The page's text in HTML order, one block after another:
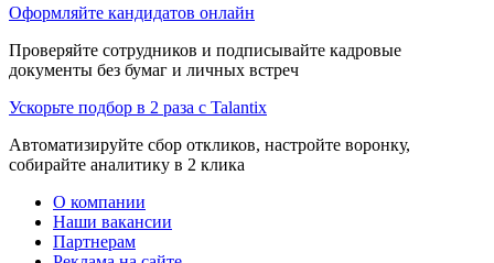
Оформляйте кандидатов онлайн
Проверяйте сотрудников и подписывайте кадровые
документы без бумаг и личных встреч
Ускорьте подбор в 2 раза с Talantix
Автоматизируйте сбор откликов, настройте воронку,
собирайте аналитику в 2 клика
О компании
Наши вакансии
Партнерам